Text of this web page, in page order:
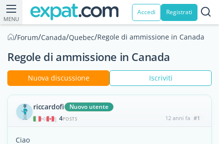
MENU
Accedi Registrati
/Forum/Canada/Quebec/Regole di ammissione in Canada
Regole di ammissione in Canada
Nuova discussione Iscriviti
riccardofi Nuovo utente
| 4POSTS 12 anni fa #1
Ciao